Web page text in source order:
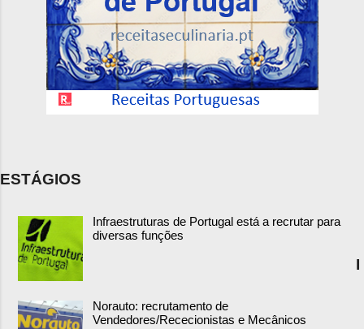
ESTÁGIOS
Infraestruturas de Portugal está a recrutar para
diversas funções
Norauto: recrutamento de
Vendedores/Rececionistas e Mecânicos
I